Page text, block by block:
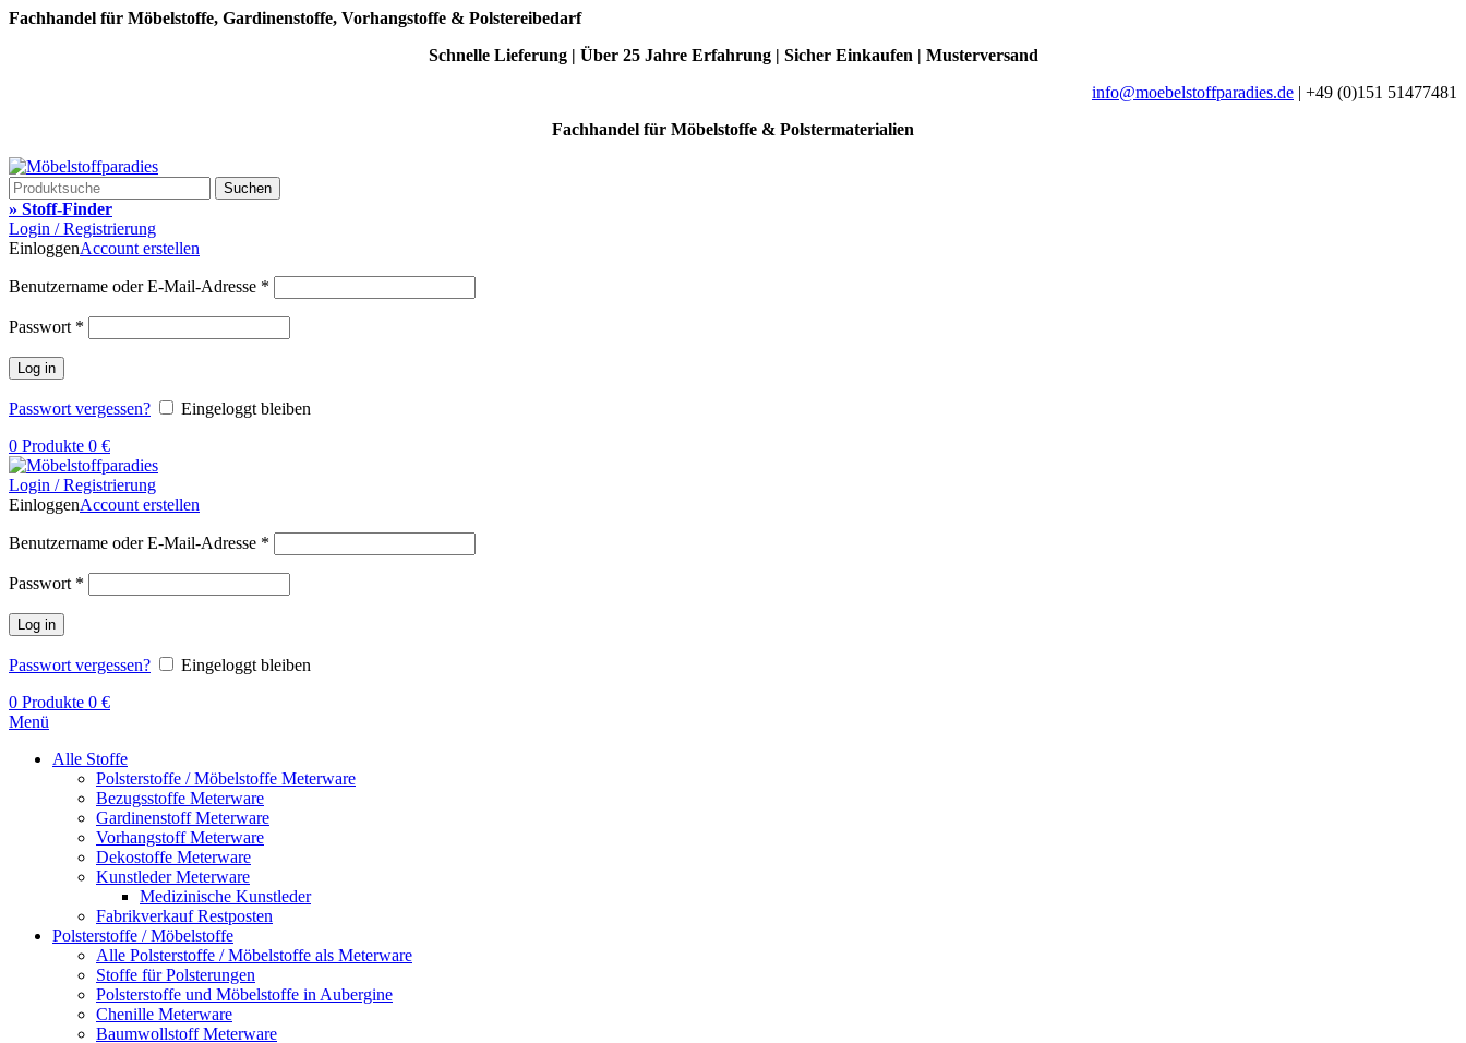
Fachhandel für Möbelstoffe, Gardinenstoffe, Vorhangstoffe & Polstereibedarf
Schnelle Lieferung | Über 25 Jahre Erfahrung | Sicher Einkaufen | Musterversand
info@moebelstoffparadies.de | +49 (0)151 51477481
Fachhandel für Möbelstoffe & Polstermaterialien
Suchen
» Stoff-Finder
Login / Registrierung
EinloggenAccount erstellen
Benutzername oder E-Mail-Adresse *
Passwort *
Log in
Passwort vergessen?
Eingeloggt bleiben
0 Produkte 0 €
Login / Registrierung
EinloggenAccount erstellen
Benutzername oder E-Mail-Adresse *
Passwort *
Log in
Passwort vergessen?
Eingeloggt bleiben
0 Produkte 0 €
Menü
Alle Stoffe
Polsterstoffe / Möbelstoffe Meterware
Bezugsstoffe Meterware
Gardinenstoff Meterware
Vorhangstoff Meterware
Dekostoffe Meterware
Kunstleder Meterware
Medizinische Kunstleder
Fabrikverkauf Restposten
Polsterstoffe / Möbelstoffe
Alle Polsterstoffe / Möbelstoffe als Meterware
Stoffe für Polsterungen
Polsterstoffe und Möbelstoffe in Aubergine
Chenille Meterware
Baumwollstoff Meterware